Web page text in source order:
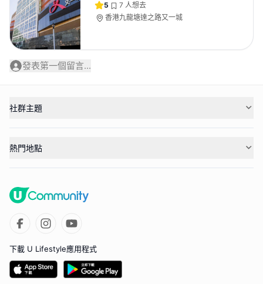
5 7 人想去
香港九龍塘達之路又一城
發表第一個留言...
社群主題
熱門地點
下載 U Lifestyle應用程式